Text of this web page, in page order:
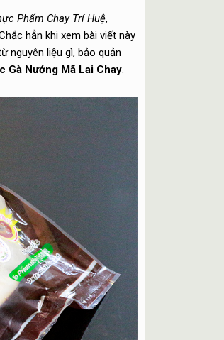
Phẩm Chay Trí Huệ,
hẳn khi xem bài viết này
nguyên liệu gì, bảo quản
Gà Nướng Mã Lai Chay.